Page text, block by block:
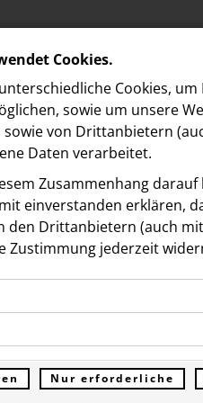
Projekt
Cookies.
Cookies,
sowie um unsere
von Drittanbietern
Daten verarbeitet.
Zusammenhang
ein­ver­standen erklären,
den Drittanbietern (auch
Zustimmung jederzeit
ermöglichen
der Website
Daten und werden
erfassen Informationen
unsere Besucher unsere
Nur erforderliche